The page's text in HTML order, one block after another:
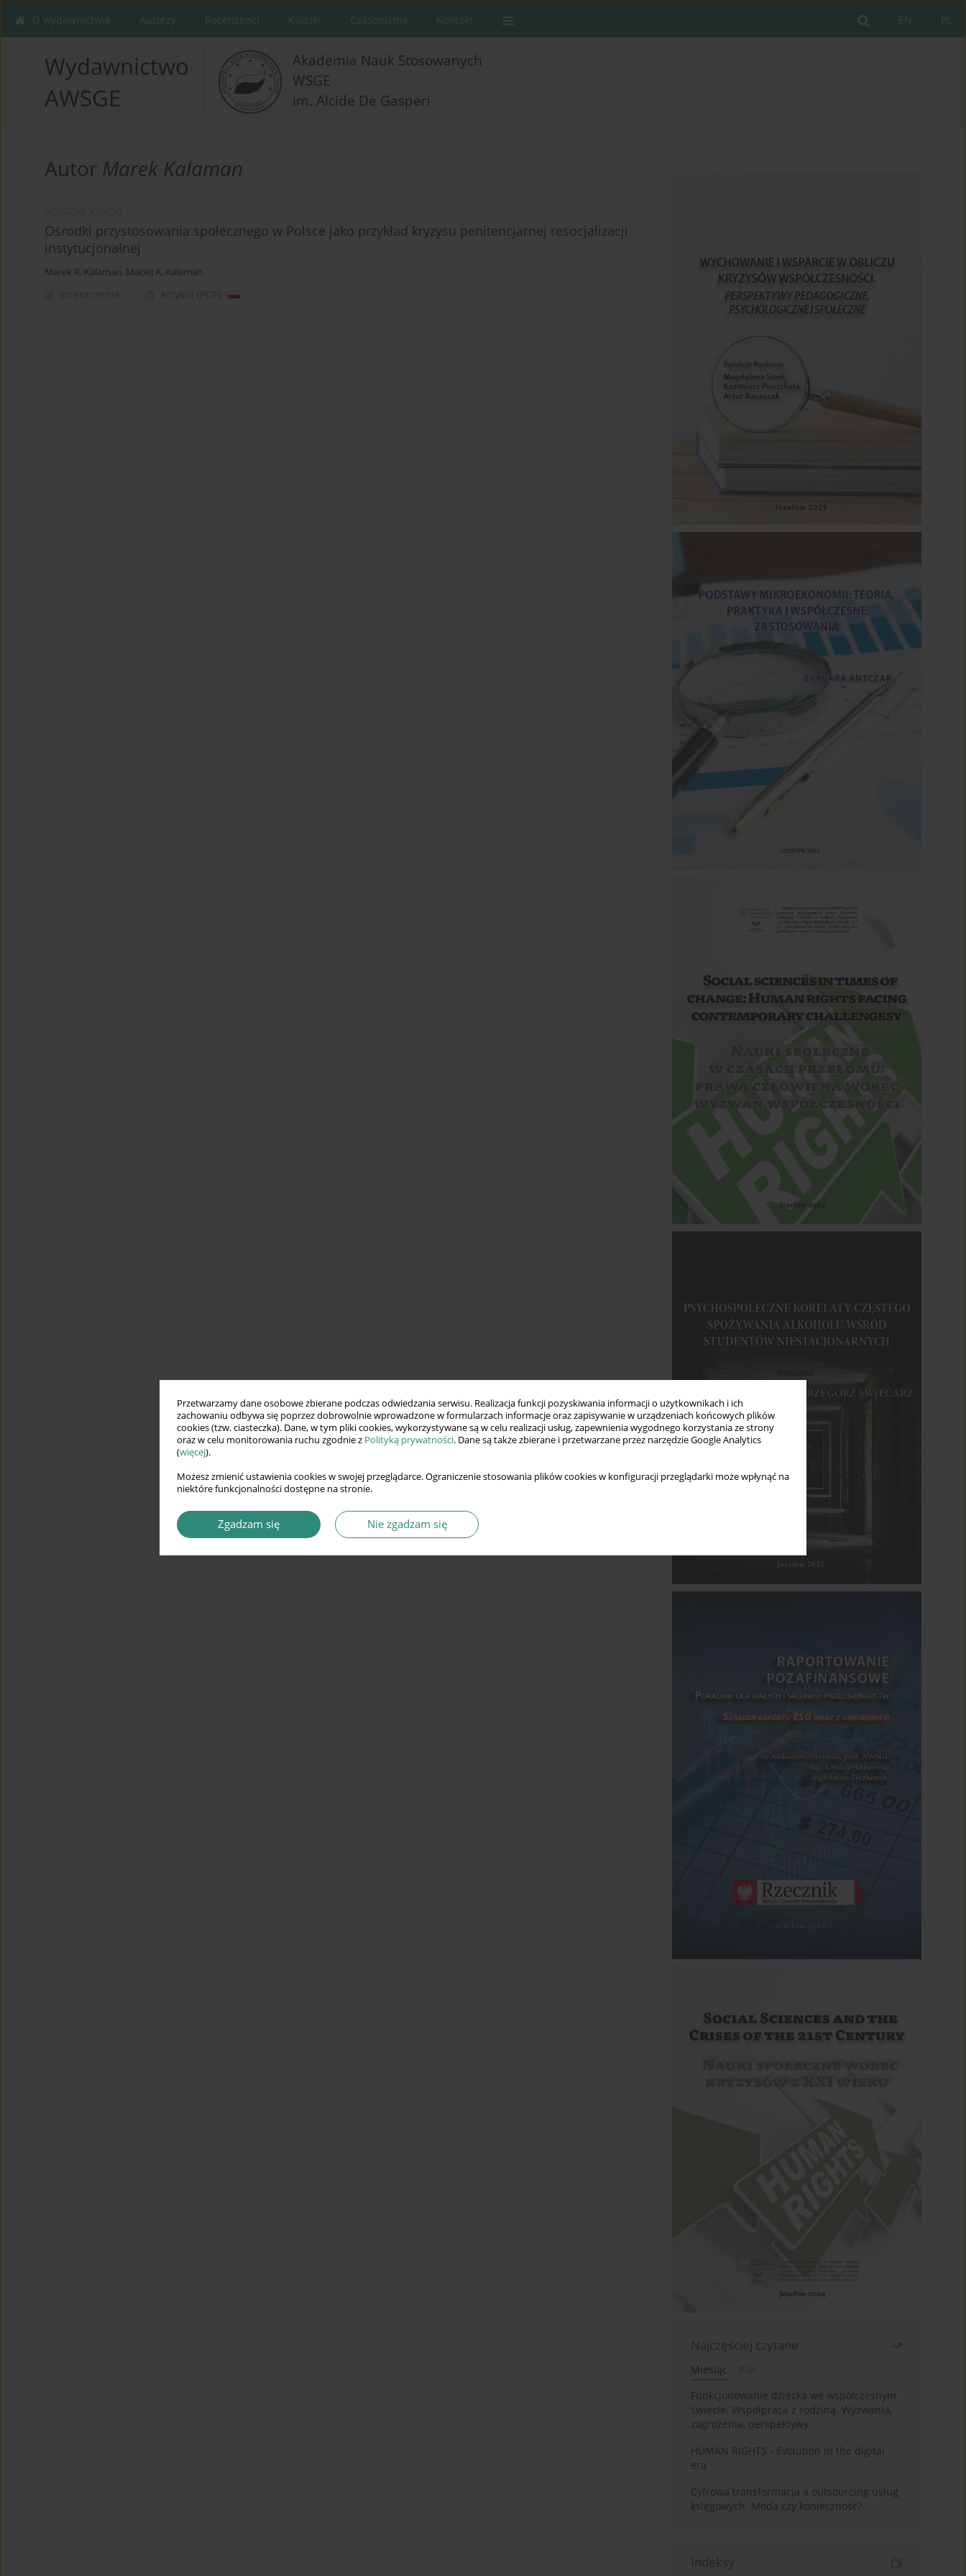
Przetwarzamy dane osobowe zbierane podczas odwiedzania serwisu. Realizacja funkcji pozyskiwania informacji o użytkownikach i ich
zachowaniu odbywa się poprzez dobrowolnie wprowadzone w formularzach informacje oraz zapisywanie w urządzeniach końcowych plików
cookies (tzw. ciasteczka). Dane, w tym pliki cookies, wykorzystywane są w celu realizacji usług, zapewnienia wygodnego korzystania ze strony
oraz w celu monitorowania ruchu zgodnie z Polityką prywatności. Dane są także zbierane i przetwarzane przez narzędzie Google Analytics
(więcej).
Możesz zmienić ustawienia cookies w swojej przeglądarce. Ograniczenie stosowania plików cookies w konfiguracji przeglądarki może wpłynąć na
niektóre funkcjonalności dostępne na stronie.
Zgadzam się Nie zgadzam się
PL
EN
O wydawnictwie Autorzy Recenzenci Książki Czasopisma Kontakt
Wydawnictwo
AWSGE
Akademia Nauk Stosowanych
WSGE
im. Alcide De Gasperi
Autor Marek Kalaman
Ośrodki przystosowania społecznego w Polsce jako przykład kryzysu penitencjarnej resocjalizacji
instytucjonalnej
Marek R. Kalaman, Maciej A. Kalaman
Streszczenie Artykuł (PDF)
Najczęściej czytane
Miesiąc
Rok
Funkcjonowanie dziecka we współczesnym
świecie. Współpraca z rodziną. Wyzwania,
zagrożenia, perspektywy
HUMAN RIGHTS - Evolution in the digital
era
Cyfrowa transformacja a outsourcing usług
księgowych. Moda czy konieczność?
Indeksy